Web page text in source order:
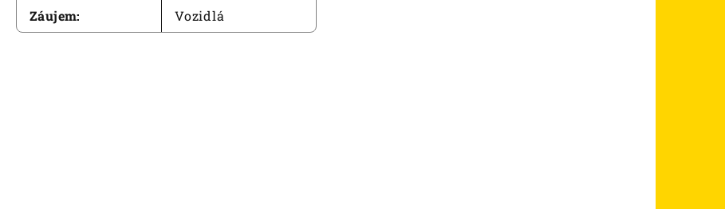
Záujem: Vozidlá